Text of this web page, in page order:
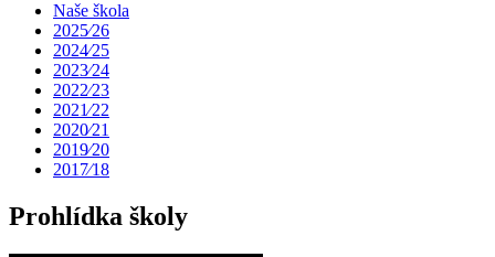
Naše škola
2025⁄26
2024⁄25
2023⁄24
2022⁄23
2021⁄22
2020⁄21
2019⁄20
2017⁄18
Prohlídka školy